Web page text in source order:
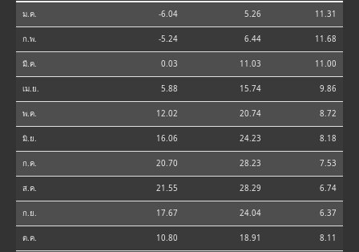
ม.ค. -6.04 5.26 11.31
ก.พ. -5.24 6.44 11.68
มี.ค. 0.03 11.03 11.00
เม.ย. 5.88 15.74 9.86
พ.ค. 12.02 20.74 8.72
มิ.ย. 16.06 24.23 8.18
ก.ค. 20.70 28.23 7.53
ส.ค. 21.55 28.29 6.74
ก.ย. 17.67 24.04 6.37
ต.ค. 10.80 18.91 8.11